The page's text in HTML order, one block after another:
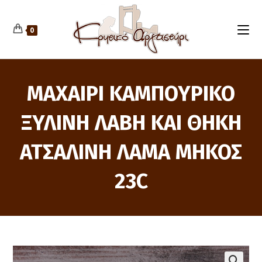
content 0
ΜΑΧΑΙΡΙ ΚΑΜΠΟΥΡΙΚΟ
ΞΥΛΙΝΗ ΛΑΒΗ ΚΑΙ ΘΗΚΗ
ΑΤΣΑΛΙΝΗ ΛΑΜΑ ΜΗΚΟΣ
23C